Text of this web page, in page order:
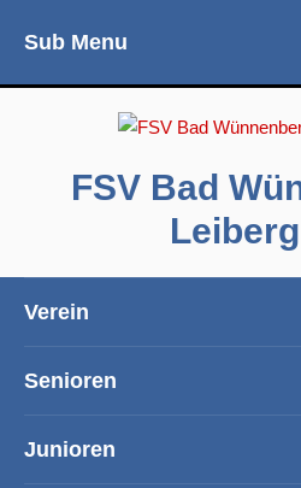
Sub Menu
FSV Bad
Verein
Senioren
Junioren